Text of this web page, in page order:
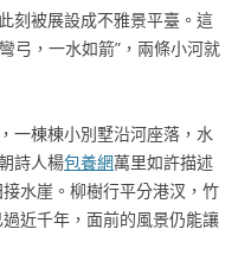
刻被展設成不雅景平臺。這
弓，一水如箭”，兩條小河就
一棟棟小別墅沿河座落，水
詩人楊包養網萬里如許描述
水崖。柳樹行平分港汊，竹
過近千年，面前的風景仍能讓